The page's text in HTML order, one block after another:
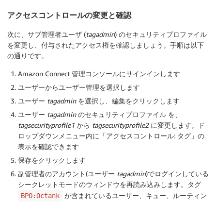
アクセスコントロールの変更と確認
次に、サブ管理者ユーザ (tagadmin) のセキュリティプロファイル
を変更し、付与されたアクセス権を確認しましょう。手順は以下
の通りです。
Amazon Connect 管理コンソールにサインインします
ユーザーからユーザー管理を選択します
ユーザー tagadminを選択し、 編集をクリックします
ユーザー tagadminのセキュリティプロファイル を、
tagsecurityprofile1 から tagsecurityprofile2に変更します。ド
ロップダウンメニュー内に「アクセスコントロール: タグ」の
表示を確認できます
保存をクリックします
副管理者のアカウント(ユーザー tagadmin)でログインしている
シークレットモードのウィンドウを再読み込みします。タグ
BPO:Octank
が含まれているユーザー、キュー、ルーティン